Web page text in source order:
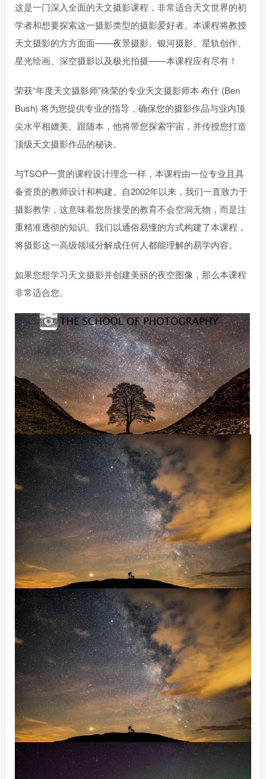
这是一门深入全面的天文摄影课程，非常适合天文世界的初
学者和想要探索这一摄影类型的摄影爱好者。本课程将教授
天文摄影的方方面面——夜景摄影、银河摄影、星轨创作、
星光绘画、深空摄影以及极光拍摄——本课程应有尽有！
荣获“年度天文摄影师”殊荣的专业天文摄影师本·布什 (Ben
Bush) 将为您提供专业的指导，确保您的摄影作品与业内顶
尖水平相媲美。跟随本，他将带您探索宇宙，并传授您打造
顶级天文摄影作品的秘诀。
与TSOP一贯的课程设计理念一样，本课程由一位专业且具
备资质的教师设计和构建。自2002年以来，我们一直致力于
摄影教学，这意味着您所接受的教育不会空洞无物，而是注
重精准透彻的知识。我们以通俗易懂的方式构建了本课程，
将摄影这一高级领域分解成任何人都能理解的易学内容。
如果您想学习天文摄影并创建美丽的夜空图像，那么本课程
非常适合您。